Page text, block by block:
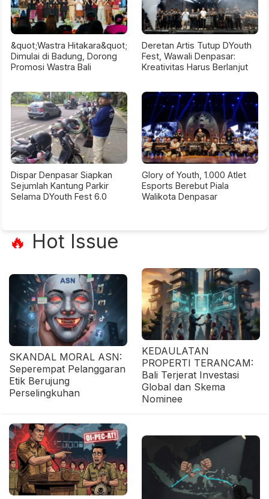
&quot;Wastra Hitakara&quot;
Dimulai di Badung, Dorong
Promosi Wastra Bali
Deretan Artis Tutup DYouth
Fest, Wawali Denpasar:
Kreativitas Harus Berlanjut
Dispar Denpasar Siapkan
Sejumlah Kantung Parkir
Selama DYouth Fest 6.0
Glory of Youth, 1.000 Atlet
Esports Berebut Piala
Walikota Denpasar
🔥 Hot Issue
SKANDAL MORAL ASN:
Seperempat Pelanggaran
Etik Berujung
Perselingkuhan
KEDAULATAN
PROPERTI TERANCAM:
Bali Terjerat Investasi
Global dan Skema
Nominee